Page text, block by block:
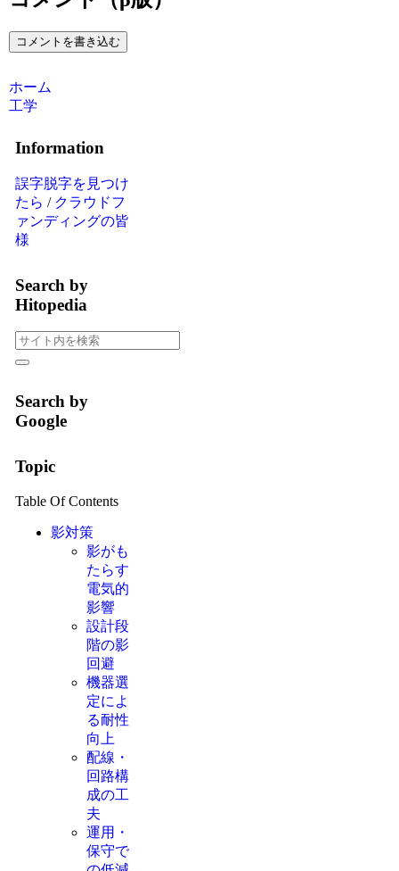
コメントを書き込む
ホーム
工学
Information
誤字脱字を見つけ
たら / クラウドフ
ァンディングの皆
様
Search by
Hitopedia
Search by
Google
Topic
Table Of Contents
影対策
影がも
たらす
電気的
影響
設計段
階の影
回避
機器選
定によ
る耐性
向上
配線・
回路構
成の工
夫
運用・
保守で